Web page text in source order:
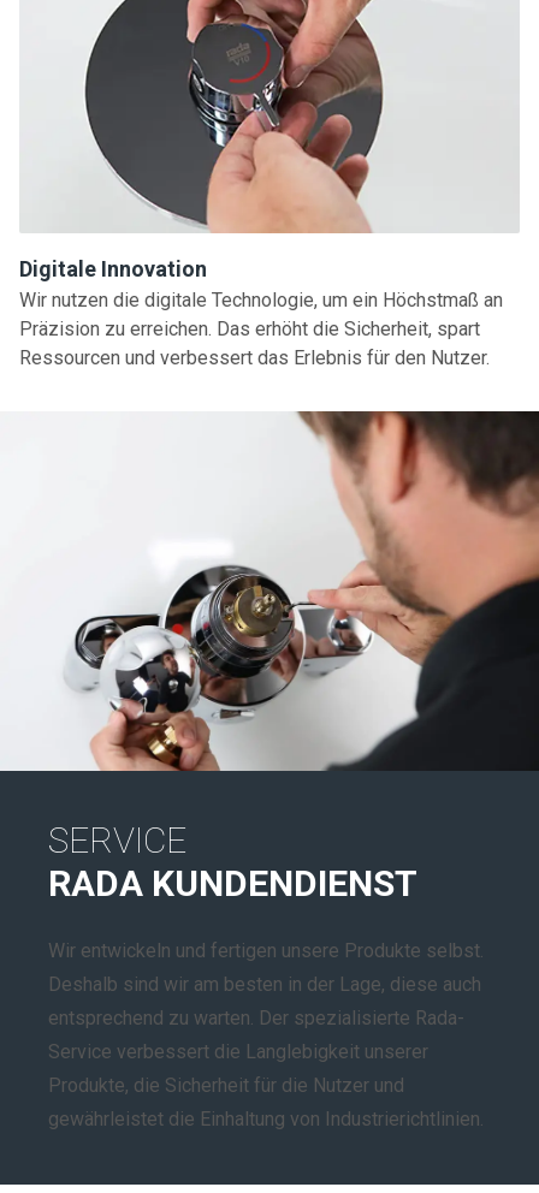
Digitale Innovation
Wir nutzen die digitale Technologie, um ein Höchstmaß an
Präzision zu erreichen. Das erhöht die Sicherheit, spart
Ressourcen und verbessert das Erlebnis für den Nutzer.
SERVICE
RADA KUNDENDIENST
Wir entwickeln und fertigen unsere Produkte selbst.
Deshalb sind wir am besten in der Lage, diese auch
entsprechend zu warten. Der spezialisierte Rada-
Service verbessert die Langlebigkeit unserer
Produkte, die Sicherheit für die Nutzer und
gewährleistet die Einhaltung von Industrierichtlinien.